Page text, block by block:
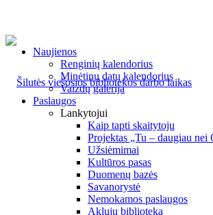
Naujienos
Renginių kalendorius
Minėtinų datų kalendorius
Vaizdų galerija
Paslaugos
Lankytojui
Kaip tapti skaitytoju
Projektas „Tu – daugiau nei
Užsiėmimai
Kultūros pasas
Duomenų bazės
Savanorystė
Nemokamos paslaugos
Aklųjų biblioteka